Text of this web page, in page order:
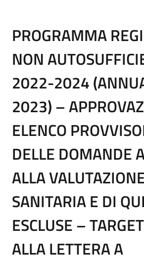
PROGRAMMA
NON
2022-2024
2023) –
ELENCO
DELLE DOMANDE
ALLA
SANITARIA E DI
ESCLUSE –
ALLA LETTERA A